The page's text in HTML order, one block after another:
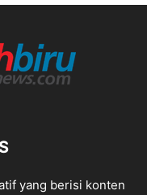
yang berisi konten